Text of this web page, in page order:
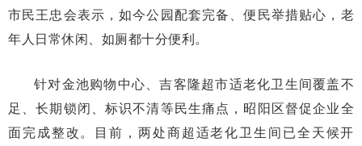
市民王忠会表示，如今公园配套完备、便民举措贴心，老
年人日常休闲、如厕都十分便利。
针对金池购物中心、吉客隆超市适老化卫生间覆盖不
足、长期锁闭、标识不清等民生痛点，昭阳区督促企业全
面完成整改。目前，两处商超适老化卫生间已全天候开